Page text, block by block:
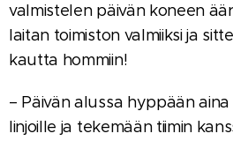
valmistelen päivän koneen
laitan toimiston valmiiksi ja
kautta hommiin!
– Päivän alussa hyppään
linjoille ja tekemään tiimin